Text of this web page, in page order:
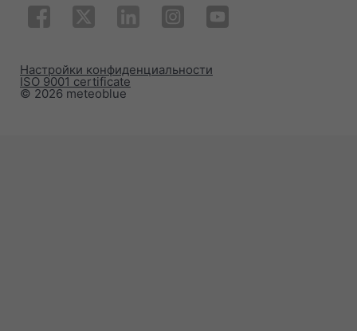
© 2026 meteoblue
ISO 9001 certificate
Настройки конфиденциальности